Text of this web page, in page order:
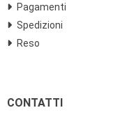
Pagamenti
Spedizioni
Reso
CONTATTI